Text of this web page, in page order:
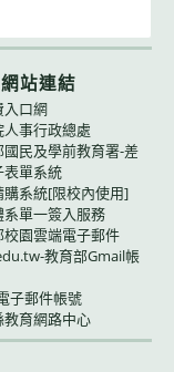
站連結
入口網
人事行政總處
國民及學前教育署-差
表單系統
購系統[限校內使用]
系單一簽入服務
校園雲端電子郵件
教育部Gmail帳
子郵件帳號
教育網路中心